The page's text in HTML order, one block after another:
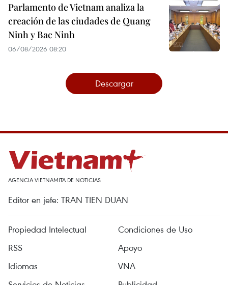
Parlamento de Vietnam analiza la
creación de las ciudades de Quang
Ninh y Bac Ninh
06/08/2026 08:20
Descargar
AGENCIA VIETNAMITA DE NOTICIAS
Editor en jefe: TRAN TIEN DUAN
Propiedad Intelectual
Condiciones de Uso
RSS
Apoyo
Idiomas
VNA